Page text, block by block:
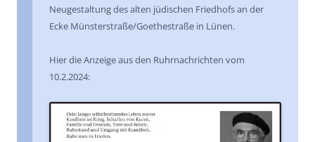
Neugestaltung des alten jüdischen Friedhofs an der
Ecke Münsterstraße/Goethestraße in Lünen.
Hier die Anzeige aus den Ruhrnachrichten vom
10.2.2024: